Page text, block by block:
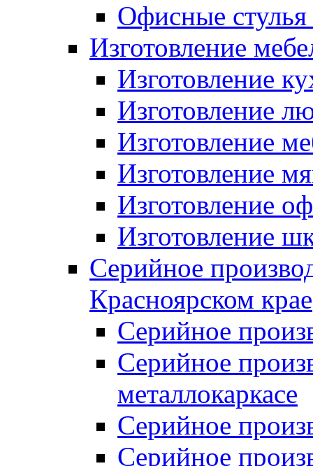
Офисные стулья
Изготовление
Изготовление
Изготовление
Изготовление
Изготовление
Изготовление
Изготовление
Серийное
Красноярском крае
Серийное
Серийное
металлокаркасе
Серийное
Серийное